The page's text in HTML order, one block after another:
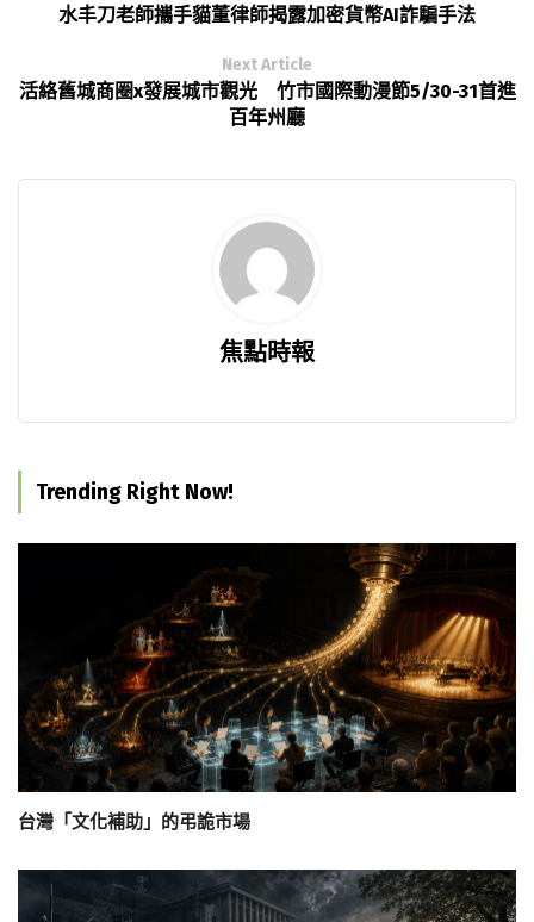
水丰刀老師攜手貓董律師揭露加密貨幣AI詐騙手法
Next Article
活絡舊城商圈x發展城市觀光 竹市國際動漫節5/30-31首進
百年州廳
焦點時報
Trending Right Now!
台灣「文化補助」的弔詭市場